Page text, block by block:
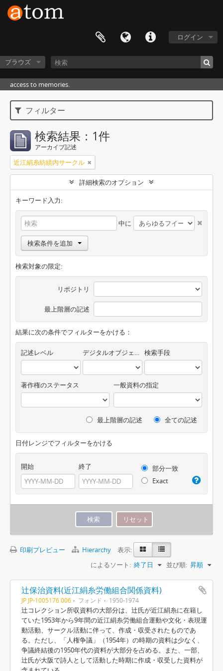
ログイン
ブラウズ
access to memories.
フィルター
検索結果：1件
アーカイブ記述
近江絹糸紡績内サークル
詳細検索のオプション
キーワード入力:
中に
検索条件を追加
検索対象の限定:
リポジトリ
最上階層の記述
結果に次の条件でフィルターをかける：
記述レベル デジタルオブジェクトの有無 検索手段
著作権のステータス 一般資料の指定
最上階層の記述 全ての記述
日付レンジでフィルターをかける
開始 終了
部分一致
Exact
印刷プレビュー Hierarchy
表示:
によるソート: 終了日 並び順: 昇順
辻保治資料(近江絹糸労働組合関係資料)
JP JP-1005176 006 フォンド 1950-1974
辻コレクション所収資料の大部分は、辻氏が近江絹糸に在籍し
ていた1953年から9年間の近江絹糸労働組合運動や文化・表現運
動活動、サークル活動に伴って、作成・収受されたものであ
る。ただし、「人権争議」（1954年）の時期の資料は少なく、
争議終結後の1950年代の資料が大部分を占める。また、一部、
辻氏が大阪で詩人として活動した時期に作成・収受した資料が